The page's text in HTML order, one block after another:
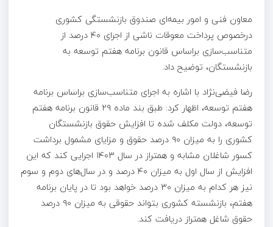
معاون فنی و امور بیمه‌ای صندوق بازنشستگی کشوری
درخصوص پرداخت معوقات ناشی از اجرای ۴۰ درصد از
متناسب‌سازی براساس قانون برنامه هفتم توسعه به
بازنشستگان، توضیح داد.
رضا فیضی‌نژاد با اشاره به اجرای متناسب‌سازی براساس برنامه
هفتم توسعه، اظهار کرد: طبق بند ماده ۲۹ قانون برنامه هفتم
توسعه، دولت مکلف شده تا افزایش حقوق بازنشستگان
کشوری را به میزان ۹۰ درصد حقوق و مزایای مشمول برداشت
کسور شاغلان مشابه و همتراز در سال ۱۴۰۳ اجرایی کند که این
افزایش از سال اول به میزان ۴۰ درصد و در سال‌های دوم و سوم
نیز هر کدام به میزان ۳۰ درصد خواهد بود تا در پایان برنامه
هفتم، بازنشسته کشوری بتواند حقوقی به میزان ۹۰ درصد
حقوق شاغل همتراز دریافت کند.